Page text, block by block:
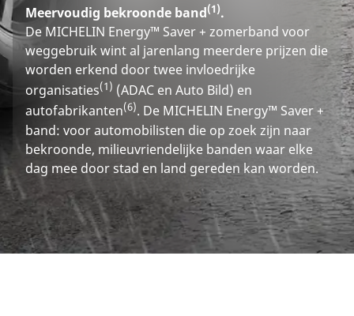
Meervoudig bekroonde band(1).
De MICHELIN Energy™ Saver + zomerband voor
weggebruik wint al jarenlang meerdere prijzen die
worden erkend door twee invloedrijke
organisaties(1) (ADAC en Auto Bild) en
autofabrikanten(6). De MICHELIN Energy™ Saver +
band: voor automobilisten die op zoek zijn naar
bekroonde, milieuvriendelijke banden waar elke
dag mee door stad en land gereden kan worden.